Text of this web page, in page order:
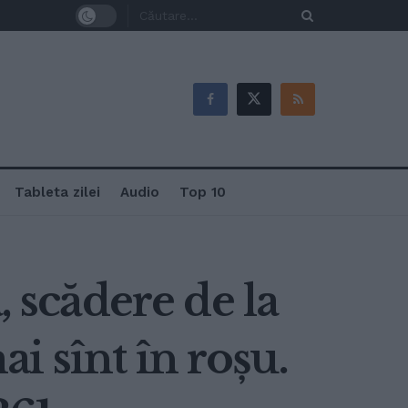
Tableta zilei Audio Top 10
de la
sînt în roșu.